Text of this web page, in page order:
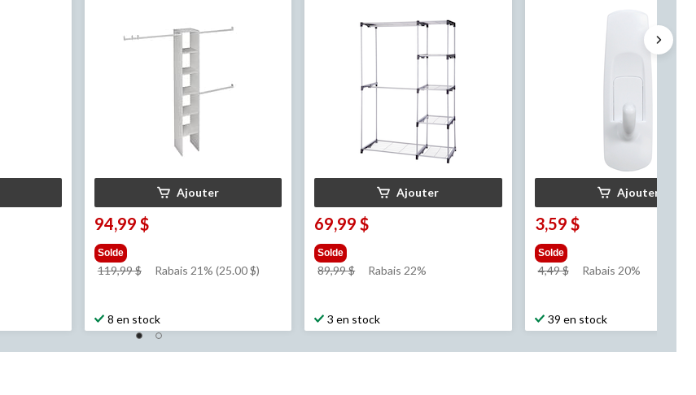
Ajouter
94,99 $
Solde
119,99 $
prixRabais 21% (25.00 $)
8 en stock
Ajouter
69,99 $
Solde
89,99 $
prixRabais 22%
3 en stock
Ajouter
3,59 $
Solde
4,49 $
prixRabais 20%
39 en stock